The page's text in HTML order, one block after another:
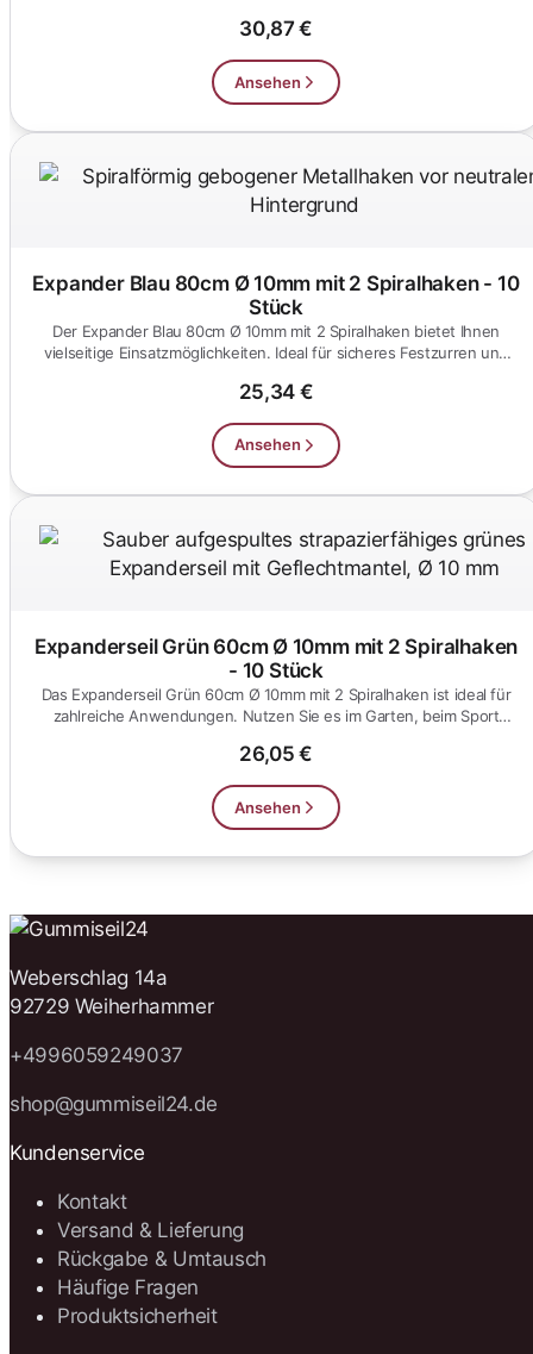
30,87 €
Ansehen
Expander Blau 80cm Ø 10mm mit 2 Spiralhaken - 10
Stück
Der Expander Blau 80cm Ø 10mm mit 2 Spiralhaken bietet Ihnen
vielseitige Einsatzmöglichkeiten. Ideal für sicheres Festzurren und
25,34 €
Ansehen
Expanderseil Grün 60cm Ø 10mm mit 2 Spiralhaken
- 10 Stück
Das Expanderseil Grün 60cm Ø 10mm mit 2 Spiralhaken ist ideal für
zahlreiche Anwendungen. Nutzen Sie es im Garten, beim Sport
26,05 €
Ansehen
Weberschlag 14a
92729 Weiherhammer
+4996059249037
shop@gummiseil24.de
Kundenservice
Kontakt
Versand & Lieferung
Rückgabe & Umtausch
Häufige Fragen
Produktsicherheit